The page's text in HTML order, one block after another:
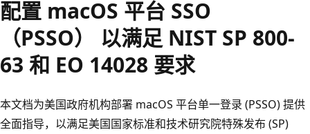
配置 macOS 平台 SSO
（PSSO） 以满足 NIST SP 800-
63 和 EO 14028 要求
本文档为美国政府机构部署 macOS 平台单一登录 (PSSO) 提供
全面指导，以满足美国国家标准和技术研究院特殊发布 (SP)